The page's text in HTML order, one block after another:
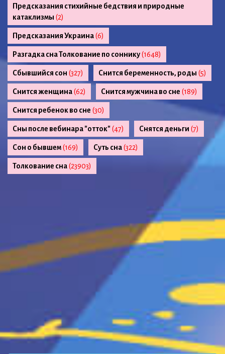
Предсказания стихийные бедствия и природные
катаклизмы (2)
Предсказания Украина(6)
Разгадка сна Толкование по соннику(1648)
Сбывшийся сон (327) Снится беременность, роды (5)
Снится женщина(62) Снится мужчина во сне (189)
Снится ребенок во сне (30)
Сны после вебинара "отток"(47) Снятся деньги (7)
Сон о бывшем(169) Суть сна(322)
Толкование сна(23903)